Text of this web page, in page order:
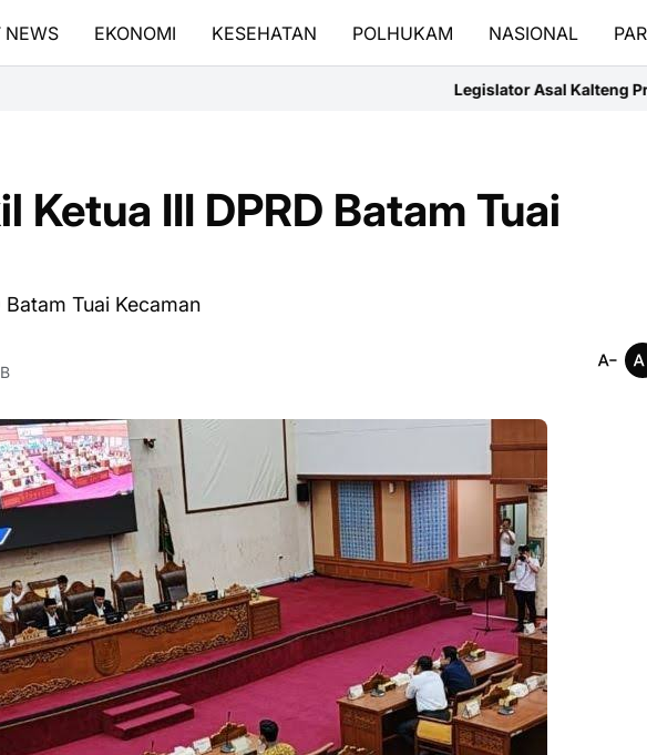
NEWS EKONOMI KESEHATAN POLHUKAM NASIONAL
Legislator Asal Kalteng Prihatin dengan
Ketua III DPRD Batam Tuai
Batam Tuai Kecaman